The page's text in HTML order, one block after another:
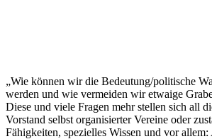
„Wie können wir die Bedeutung/politische
werden und wie vermeiden wir etwaige
Diese und viele Fragen mehr stellen sich all
Vorstand selbst organisierter Vereine oder
Fähigkeiten, spezielles Wissen und vor allem: